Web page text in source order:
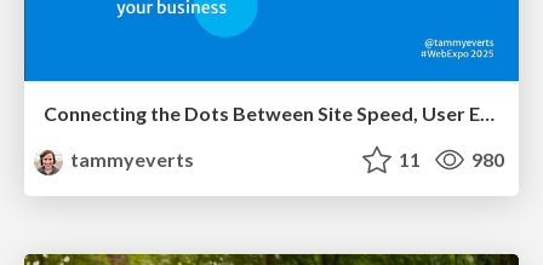
Connecting the Dots Between Site Speed, User Experience & Your Business [WebExpo 2025]
tammyeverts
11 980